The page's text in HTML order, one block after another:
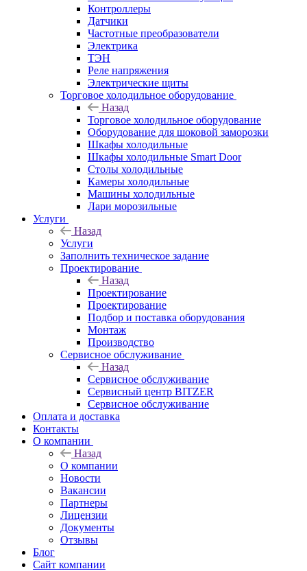
Контроллеры
Датчики
Частотные преобразователи
Электрика
ТЭН
Реле напряжения
Электрические щиты
Торговое холодильное оборудование
Назад
Торговое холодильное оборудование
Оборудование для шоковой заморозки
Шкафы холодильные
Шкафы холодильные Smart Door
Столы холодильные
Камеры холодильные
Машины холодильные
Лари морозильные
Услуги
Назад
Услуги
Заполнить техническое задание
Проектирование
Назад
Проектирование
Проектирование
Подбор и поставка оборудования
Монтаж
Производство
Сервисное обслуживание
Назад
Сервисное обслуживание
Сервисный центр BITZER
Сервисное обслуживание
Оплата и доставка
Контакты
О компании
Назад
О компании
Новости
Вакансии
Партнеры
Лицензии
Документы
Отзывы
Блог
Сайт компании